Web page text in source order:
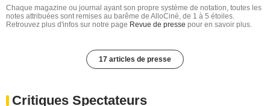
Chaque magazine ou journal ayant son propre système de notation, toutes les
notes attribuées sont remises au barême de AlloCiné, de 1 à 5 étoiles.
Retrouvez plus d'infos sur notre page Revue de presse pour en savoir plus.
17 articles de presse
Critiques Spectateurs